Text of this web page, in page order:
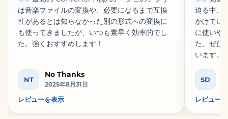
は音楽ファイルの変換や、必要になるまで互換
性があるとは知らなかった別の形式への変換に
も使ってきましたが、いつも素早く効率的でし
た。強くおすすめします！
NT
No Thanks
2025年8月31日
レビューを表示
迫る中、
かけてい
に使いや
た。ぜひ
います。
SD
レビュー